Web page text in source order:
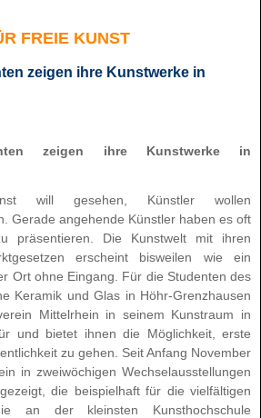
FREIE KUNST
zeigen ihre Kunstwerke in
zeigen ihre Kunstwerke in
will gesehen, Künstler wollen
Gerade angehende Künstler haben es oft
präsentieren. Die Kunstwelt mit ihren
erscheint bisweilen wie ein
Ort ohne Eingang. Für die Studenten des
Keramik und Glas in Höhr-Grenzhausen
Mittelrhein in seinem Kunstraum in
und bietet ihnen die Möglichkeit, erste
zu gehen. Seit Anfang November
in zweiwöchigen Wechselausstellungen
die beispielhaft für die vielfältigen
an der kleinsten Kunsthochschule